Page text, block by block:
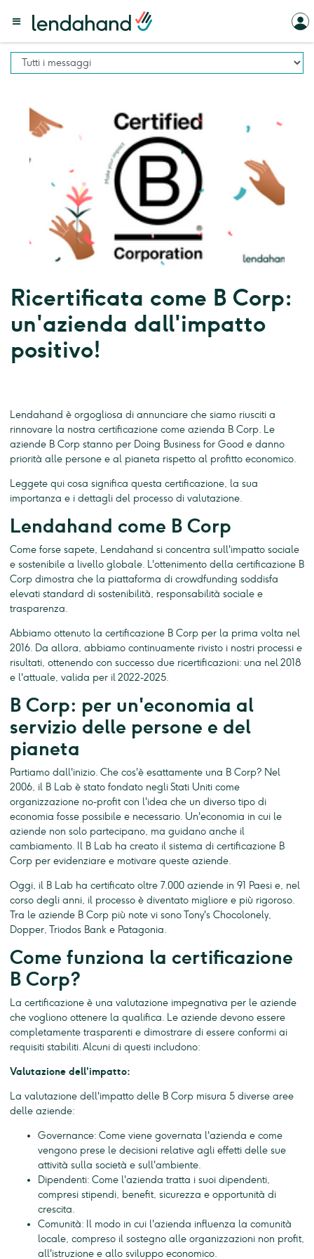
Ricertificata come B Corp:
un'azienda dall'impatto
positivo!
Lendahand è orgogliosa di annunciare che siamo riusciti a
rinnovare la nostra certificazione come azienda B Corp. Le
aziende B Corp stanno per Doing Business for Good e danno
priorità alle persone e al pianeta rispetto al profitto economico.
Leggete qui cosa significa questa certificazione, la sua
importanza e i dettagli del processo di valutazione.
Lendahand come B Corp
Come forse sapete, Lendahand si concentra sull'impatto sociale
e sostenibile a livello globale. L'ottenimento della certificazione B
Corp dimostra che la piattaforma di crowdfunding soddisfa
elevati standard di sostenibilità, responsabilità sociale e
trasparenza.
Abbiamo ottenuto la certificazione B Corp per la prima volta nel
2016. Da allora, abbiamo continuamente rivisto i nostri processi e
risultati, ottenendo con successo due ricertificazioni: una nel 2018
e l'attuale, valida per il 2022-2025.
B Corp: per un'economia al
servizio delle persone e del
pianeta
Partiamo dall'inizio. Che cos'è esattamente una B Corp? Nel
2006, il B Lab è stato fondato negli Stati Uniti come
organizzazione no-profit con l'idea che un diverso tipo di
economia fosse possibile e necessario. Un'economia in cui le
aziende non solo partecipano, ma guidano anche il
cambiamento. Il B Lab ha creato il sistema di certificazione B
Corp per evidenziare e motivare queste aziende.
Oggi, il B Lab ha certificato oltre 7.000 aziende in 91 Paesi e, nel
corso degli anni, il processo è diventato migliore e più rigoroso.
Tra le aziende B Corp più note vi sono Tony's Chocolonely,
Dopper, Triodos Bank e Patagonia.
Come funziona la certificazione
B Corp?
La certificazione è una valutazione impegnativa per le aziende
che vogliono ottenere la qualifica. Le aziende devono essere
completamente trasparenti e dimostrare di essere conformi ai
requisiti stabiliti. Alcuni di questi includono:
Valutazione dell'impatto:
La valutazione dell'impatto delle B Corp misura 5 diverse aree
delle aziende:
Governance: Come viene governata l'azienda e come
vengono prese le decisioni relative agli effetti delle sue
attività sulla società e sull'ambiente.
Dipendenti: Come l'azienda tratta i suoi dipendenti,
compresi stipendi, benefit, sicurezza e opportunità di
crescita.
Comunità: Il modo in cui l'azienda influenza la comunità
locale, compreso il sostegno alle organizzazioni non profit,
all'istruzione e allo sviluppo economico.